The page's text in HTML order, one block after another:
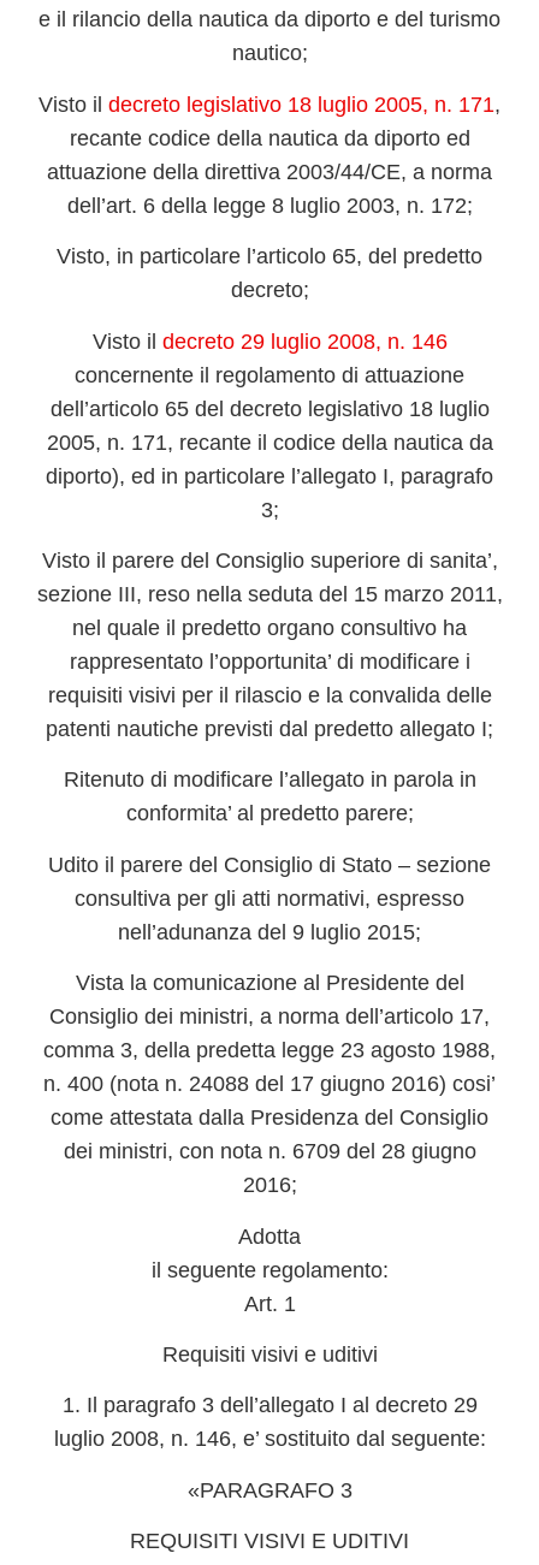
e il rilancio della nautica da diporto e del turismo
nautico;
Visto il decreto legislativo 18 luglio 2005, n. 171,
recante codice della nautica da diporto ed
attuazione della direttiva 2003/44/CE, a norma
dell’art. 6 della legge 8 luglio 2003, n. 172;
Visto, in particolare l’articolo 65, del predetto
decreto;
Visto il decreto 29 luglio 2008, n. 146
concernente il regolamento di attuazione
dell’articolo 65 del decreto legislativo 18 luglio
2005, n. 171, recante il codice della nautica da
diporto), ed in particolare l’allegato I, paragrafo
3;
Visto il parere del Consiglio superiore di sanita’,
sezione III, reso nella seduta del 15 marzo 2011,
nel quale il predetto organo consultivo ha
rappresentato l’opportunita’ di modificare i
requisiti visivi per il rilascio e la convalida delle
patenti nautiche previsti dal predetto allegato I;
Ritenuto di modificare l’allegato in parola in
conformita’ al predetto parere;
Udito il parere del Consiglio di Stato – sezione
consultiva per gli atti normativi, espresso
nell’adunanza del 9 luglio 2015;
Vista la comunicazione al Presidente del
Consiglio dei ministri, a norma dell’articolo 17,
comma 3, della predetta legge 23 agosto 1988,
n. 400 (nota n. 24088 del 17 giugno 2016) cosi’
come attestata dalla Presidenza del Consiglio
dei ministri, con nota n. 6709 del 28 giugno
2016;
Adotta
il seguente regolamento:
Art. 1
Requisiti visivi e uditivi
1. Il paragrafo 3 dell’allegato I al decreto 29
luglio 2008, n. 146, e’ sostituito dal seguente:
«PARAGRAFO 3
REQUISITI VISIVI E UDITIVI